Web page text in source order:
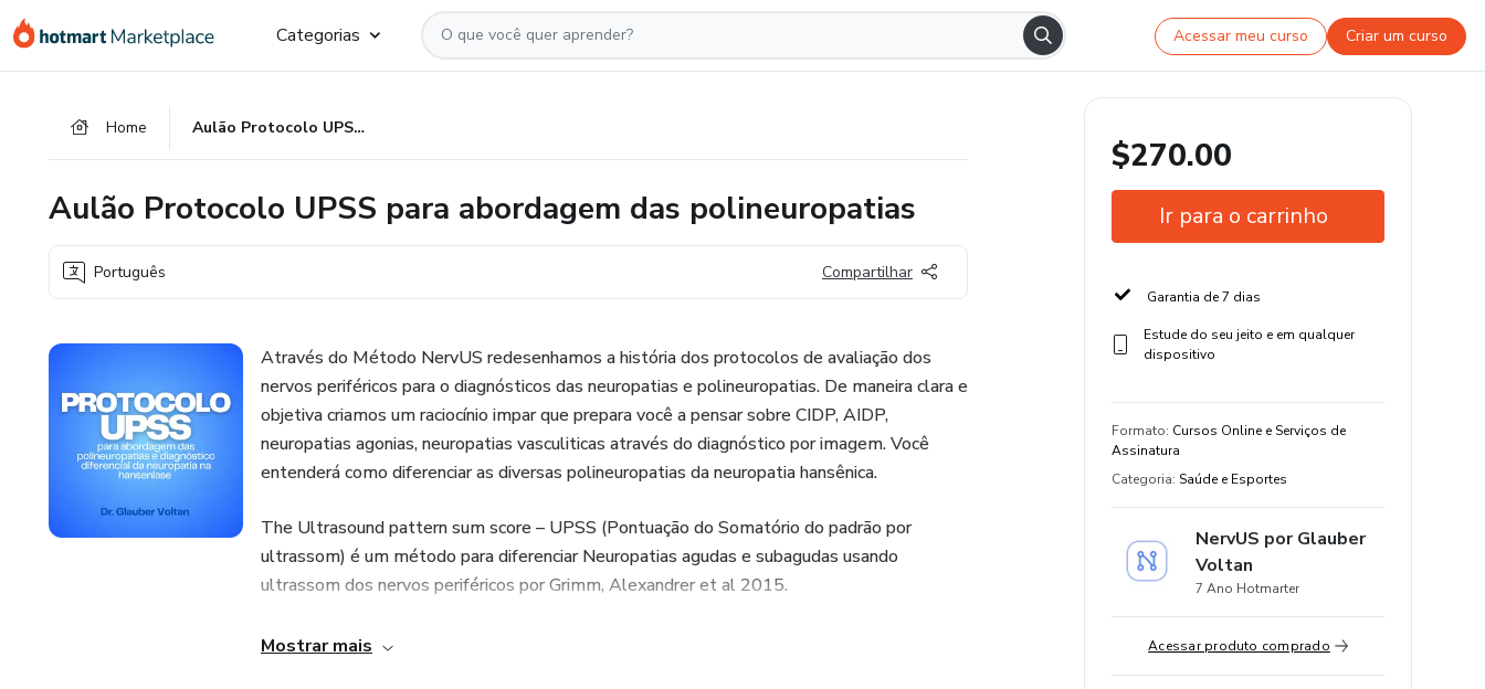
para
para
para
Categorias Acessar meu curso Criar um curso
Home Aulão Protocolo UPSS para abordagem das polineuropatias
Aulão Protocolo UPSS para abordagem das polineuropatias
Português Compartilhar
Através do Método NervUS redesenhamos a história dos protocolos de avaliação dos
nervos periféricos para o diagnósticos das neuropatias e polineuropatias. De maneira clara e
objetiva criamos um raciocínio impar que prepara você a pensar sobre CIDP, AIDP,
neuropatias agonias, neuropatias vasculiticas através do diagnóstico por imagem. Você
entenderá como diferenciar as diversas polineuropatias da neuropatia hansênica.
The Ultrasound pattern sum score – UPSS (Pontuação do Somatório do padrão por
ultrassom) é um método para diferenciar Neuropatias agudas e subagudas usando
ultrassom dos nervos periféricos por Grimm, Alexandrer et al 2015.
Mostrar mais
$270.00
Ir para o carrinho
Garantia de 7 dias
Estude do seu jeito e em qualquer
dispositivo
Formato: Cursos Online e Serviços de
Assinatura
Categoria: Saúde e Esportes
NervUS por Glauber
Voltan
7 Ano Hotmarter
Acessar produto comprado